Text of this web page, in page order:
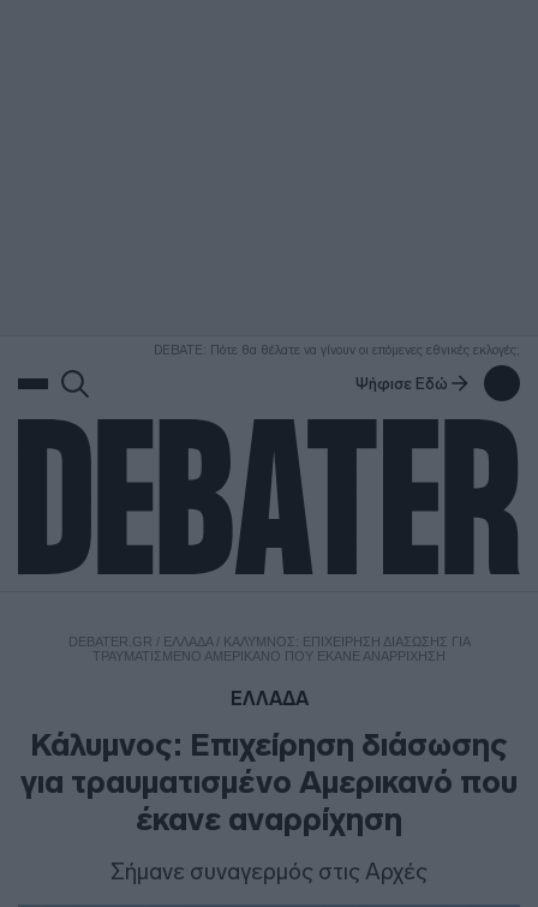
DEBATE: Πότε θα θέλατε να γίνουν οι επόμενες εθνικές εκλογές;
Ψήφισε Εδώ
DEBATER.GR / ΕΛΛΑΔΑ/ ΚΆΛΥΜΝΟΣ: ΕΠΙΧΕΊΡΗΣΗ ΔΙΆΣΩΣΗΣ ΓΙΑ
ΤΡΑΥΜΑΤΙΣΜΈΝΟ ΑΜΕΡΙΚΑΝΌ ΠΟΥ ΈΚΑΝΕ ΑΝΑΡΡΊΧΗΣΗ
ΕΛΛΑΔΑ
Κάλυμνος: Επιχείρηση διάσωσης
για τραυματισμένο Αμερικανό που
έκανε αναρρίχηση
Σήμανε συναγερμός στις Αρχές